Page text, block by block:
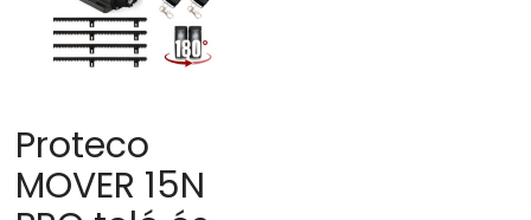
Proteco
MOVER 15N